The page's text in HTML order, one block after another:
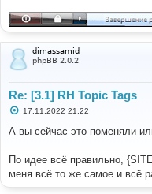
dimassamid
phpBB 2.0.2
Re: [3.1] RH Topic Tags
С
о
б
е
н
и
17.11.2022 21:22
А вы сейчас это поменяли
По идее всё правильно,
меня всё то же самое и всё